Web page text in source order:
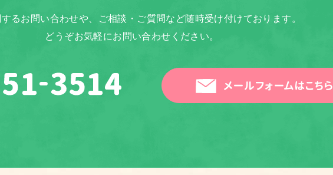
るお問い合わせや、ご相談・ご質問など随時受け付けております。
どうぞお気軽にお問い合わせください。
メールフォームはこちら